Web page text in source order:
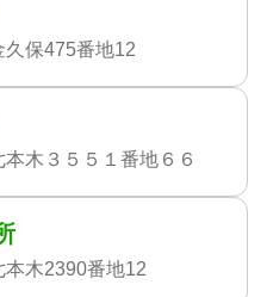
保475番地12
木３５５１番地６６
木2390番地12